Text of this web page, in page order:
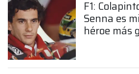
F1:
Senna es
héroe más